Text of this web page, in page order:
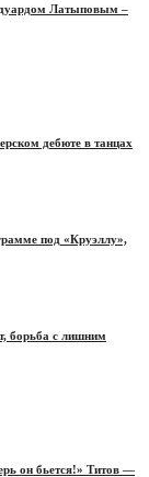
Латыповым –
дебюте в танцах
под «Круэллу»,
борьба с лишним
он бьется!» Титов —